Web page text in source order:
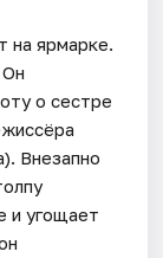
на ярмарке.
о сестре
Внезапно
и угощает